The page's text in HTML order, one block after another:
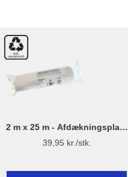
2 m x 25 m - Afdækningsplast
13 µ - Genanvendt plast
39,95 kr./stk.